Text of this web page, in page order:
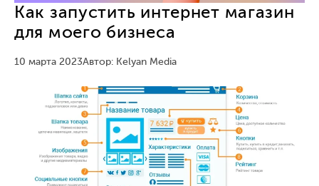
Как запустить интернет магазин
для моего бизнеса
10 марта 2023Автор: Kelyan Media